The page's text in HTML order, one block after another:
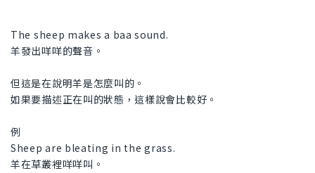
The sheep makes a baa sound.
羊發出咩咩的聲音。
但這是在說明羊是怎麼叫的。
如果要描述正在叫的狀態，這樣說會比較好。
例
Sheep are bleating in the grass.
羊在草叢裡咩咩叫。